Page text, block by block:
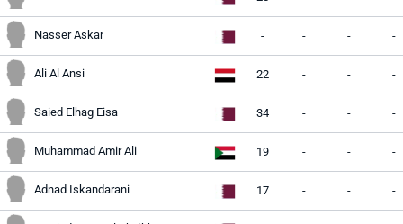
Nasser Askar - - - -
Ali Al Ansi 22 - - -
Saied Elhag Eisa 34 - - -
Muhammad Amir Ali 19 - - -
Adnad Iskandarani 17 - - -